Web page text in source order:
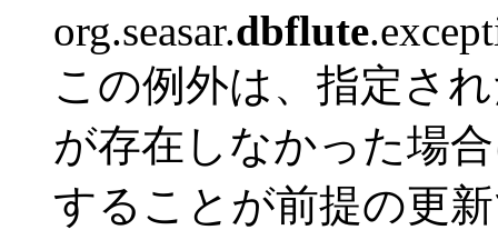
org.seasar.dbflute
この例外は、指定さ
が存在しなかった場
することが前提の更